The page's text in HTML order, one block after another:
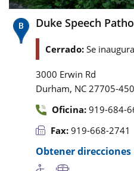
Duke Speech
Cerrado: Se
3000 Erwin Rd
Durham, NC 27705-
Oficina: 919-684-
Fax: 919-668-2741
Obtener direcciones